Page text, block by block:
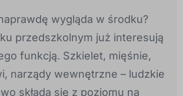
wygląda w środku?
przedszkolnym już interesują
funkcją. Szkielet, mięśnie,
narządy wewnętrzne – ludzkie
składa się z poziomu na